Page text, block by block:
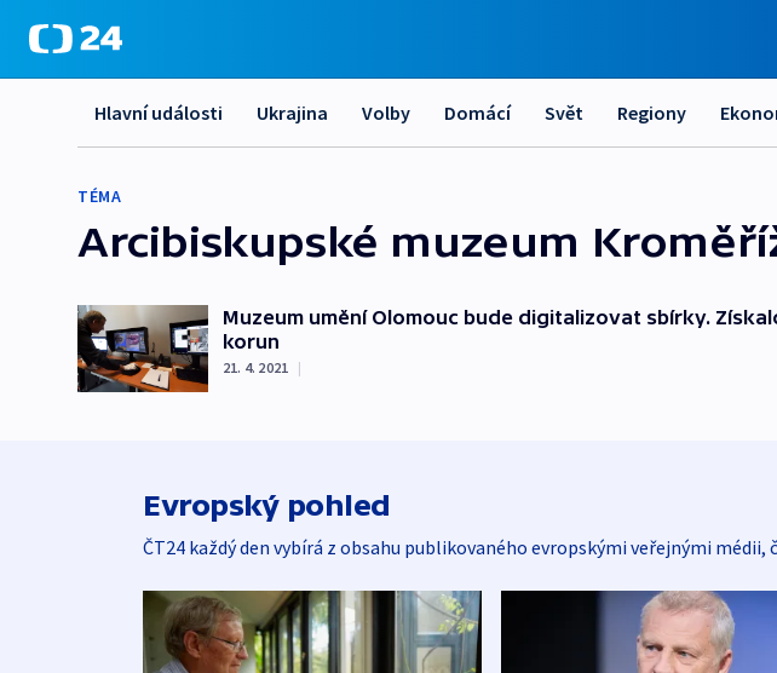
Hlavní události Ukrajina Volby Domácí Svět Regiony
TÉMA
Arcibiskupské muzeum
Muzeum umění Olomouc bude digitalizovat sbírky.
korun
21. 4. 2021 |
Evropský pohled
ČT24 každý den vybírá z obsahu publikovaného evropskými veřejnými médii,